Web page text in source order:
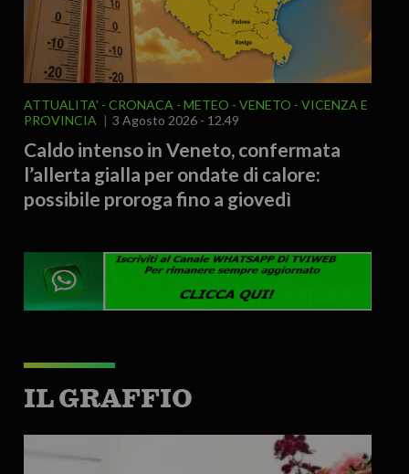
ATTUALITA' CRONACA METEO VENETO
VICENZA E
PROVINCIA
3 Agosto 2026 - 12.49
Caldo intenso in Veneto, confermata
l’allerta gialla per ondate di calore:
possibile proroga fino a giovedì
IL GRAFFIO